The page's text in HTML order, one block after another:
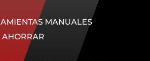
MANUALES
AHORRAR